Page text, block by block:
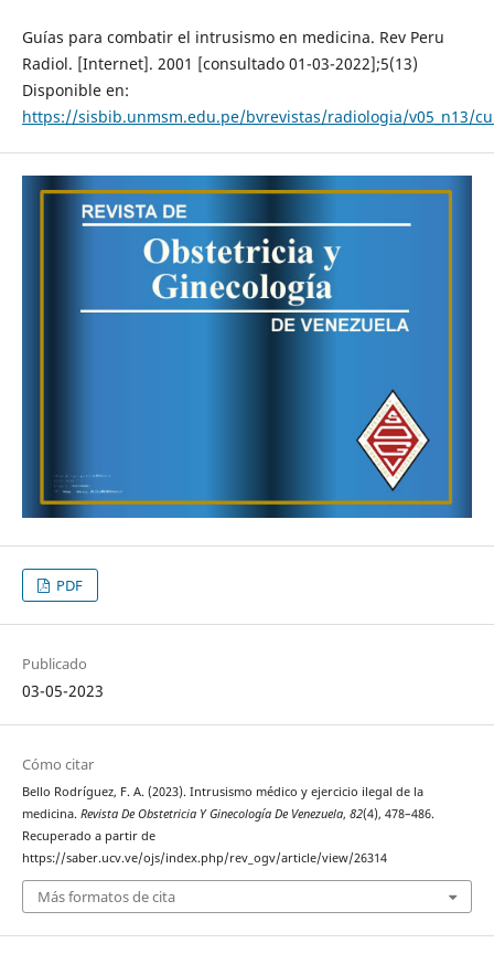
Guías para combatir el intrusismo en medicina. Rev Peru
Radiol. [Internet]. 2001 [consultado 01-03-2022];5(13)
Disponible en:
https://sisbib.unmsm.edu.pe/bvrevistas/radiologia/v05_n13/
PDF
Publicado
03-05-2023
Cómo citar
Bello Rodríguez, F. A. (2023). Intrusismo médico y ejercicio ilegal de la
medicina. Revista De Obstetricia Y Ginecología De Venezuela, 82(4), 478–486.
Recuperado a partir de
https://saber.ucv.ve/ojs/index.php/rev_ogv/article/view/26314
Más formatos de cita